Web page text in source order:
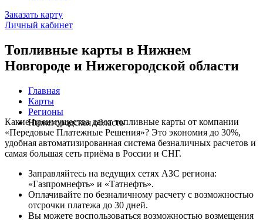
Заказать карту
Личный кабинет
Топливные карты в Нижнем
Новгороде и Нижегородской области
Главная
Карты
Регионы
Нижегородская область
Какие преимущества дают топливные карты от компании
«Передовые Платежные Решения»? Это экономия до 30%,
удобная автоматизированная система безналичных расчетов и
самая большая сеть приёма в России и СНГ.
Заправляйтесь на ведущих сетях АЗС региона:
«Газпромнефть» и «Татнефть».
Оплачивайте по безналичному расчету с возможностью
отсрочки платежа до 30 дней.
Вы можете воспользоваться возможностью возмещения